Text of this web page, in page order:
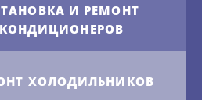
И РЕМОНТ
КОНДИЦИОНЕРОВ
ХОЛОДИЛЬНИКОВ